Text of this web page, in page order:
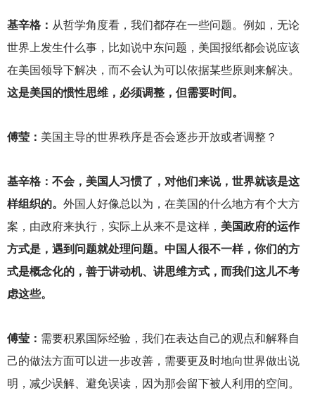
基辛格： 从哲学角度看，我们都存在一些问题。例如，无论
世界上发生什么事，比如说中东问题，美国报纸都会说应该
在美国领导下解决，而不会认为可以依据某些原则来解决。
这是美国的惯性思维，必须调整，但需要时间。
傅莹： 美国主导的世界秩序是否会逐步开放或者调整？
基辛格：不会，美国人习惯了，对他们来说，世界就该是这
样组织的。 外国人好像总以为，在美国的什么地方有个大方
案，由政府来执行，实际上从来不是这样， 美国政府的运作
方式是，遇到问题就处理问题。中国人很不一样，你们的方
式是概念化的，善于讲动机、讲思维方式，而我们这儿不考
虑这些。
傅莹： 需要积累国际经验，我们在表达自己的观点和解释自
己的做法方面可以进一步改善，需要更及时地向世界做出说
明，减少误解、避免误读，因为那会留下被人利用的空间。